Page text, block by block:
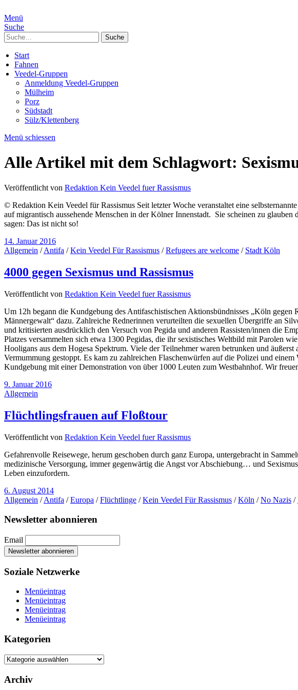
Menü
Suche
Suche
Start
Fahnen
Veedel-Gruppen
Anmeldung Veedel-Gruppen
Mülheim
Porz
Südstadt
Sülz/Klettenberg
Menü schiessen
Alle Artikel mit dem Schlagwort:
Veröffentlicht von Redaktion Kein Veedel fuer Rassismus
© Redaktion Kein Veedel für Rassismus Seit letzter Woche veranstaltet eine
auf migrantisch aussehende Menschen in der Kölner Innenstadt. Sie scheinen zu
sagen: Das ist nicht so!
14. Januar 2016
Allgemein /Antifa /Kein Veedel Für Rassismus /Refugees are welcome / Stadt Köln
4000 gegen Sexismus und Rassismus
Veröffentlicht von Redaktion Kein Veedel fuer Rassismus
Um 12h begann die Kundgebung des Antifaschistischen Aktionsbündnisses „Köln
Männergewalt“ dazu. Zahlreiche Rednerinnen verurteilten die sexuellen Übergriffe an
und kritisierten ausdrücklich den Versuch von Pegida und anderen Rassisten/innen die
Platzes versammelten sich etwa 1300 Pegidas, die ihr sexistisches Weltbild mit Parolen
Hooligans aus dem Hogesa Spektrum. Viele der Teilnehmer waren betrunken und
Vermummung gestoppt. Es kam zu zahlreichen Flaschenwürfen auf die Polizei und
Kundgebung mit einer Demonstration von über 1000 Leuten zum Westbahnhof. Wir
9. Januar 2016
Allgemein
Flüchtlingsfrauen auf Floßtour
Veröffentlicht von Redaktion Kein Veedel fuer Rassismus
Gefahrenvolle Reisewege, herum geschoben durch ganz Europa, untergebracht in
medizinische Versorgung, immer gegenwärtig die Angst vor Abschiebung… und
Leben einzufordern.
6. August 2014
Allgemein /Antifa /Europa /Flüchtlinge /Kein Veedel Für Rassismus /Köln /No Nazis /
Newsletter abonnieren
Email
Soziale Netzwerke
Menüeintrag
Menüeintrag
Menüeintrag
Menüeintrag
Kategorien
Kategorien
Archiv